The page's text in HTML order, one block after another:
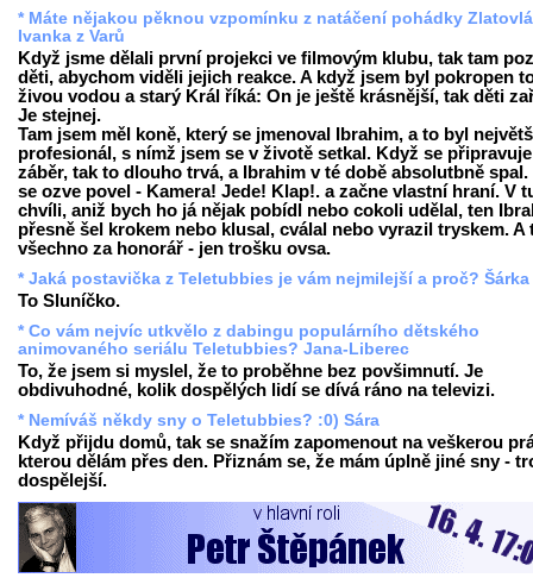
* Máte nějakou pěknou vzpomínku z natáčení pohádky
Ivanka z Varů
Když jsme dělali první projekci ve filmovým klubu, tak tam
děti, abychom viděli jejich reakce. A když jsem byl pokropen
živou vodou a starý Král říká: On je ještě krásnější, tak děti
Je stejnej.
Tam jsem měl koně, který se jmenoval Ibrahim, a to byl
profesionál, s nímž jsem se v životě setkal. Když se připravuje
záběr, tak to dlouho trvá, a Ibrahim v té době absolutbně spal.
se ozve povel - Kamera! Jede! Klap!. a začne vlastní hraní. V
chvíli, aniž bych ho já nějak pobídl nebo cokoli udělal, ten
přesně šel krokem nebo klusal, cválal nebo vyrazil tryskem. A
všechno za honorář - jen trošku ovsa.
* Jaká postavička z Teletubbies je vám nejmilejší a proč? Šárka
To Sluníčko.
* Co vám nejvíc utkvělo z dabingu populárního dětského
animovaného seriálu Teletubbies? Jana-Liberec
To, že jsem si myslel, že to proběhne bez povšimnutí. Je
obdivuhodné, kolik dospělých lidí se dívá ráno na televizi.
* Nemíváš někdy sny o Teletubbies? :0) Sára
Když přijdu domů, tak se snažím zapomenout na veškerou
kterou dělám přes den. Přiznám se, že mám úplně jiné sny -
dospělejší.